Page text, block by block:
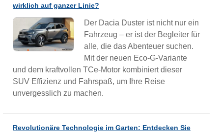
wirklich auf ganzer Linie?
Der Dacia Duster ist nicht nur ein
Fahrzeug – er ist der Begleiter für
alle, die das Abenteuer suchen.
Mit der neuen Eco-G-Variante
und dem kraftvollen TCe-Motor kombiniert dieser
SUV Effizienz und Fahrspaß, um Ihre Reise
unvergesslich zu machen.
Revolutionäre Technologie im Garten: Entdecken Sie